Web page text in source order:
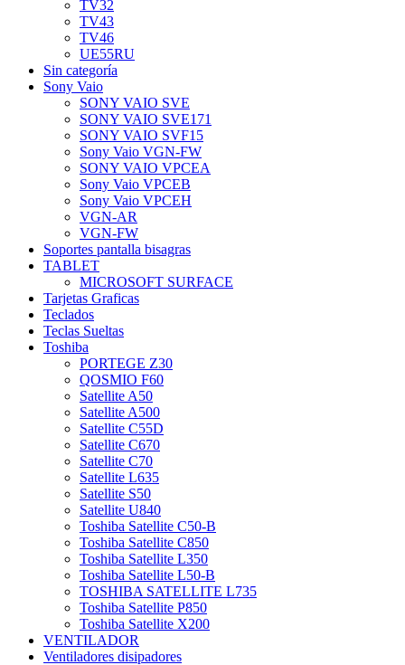
TV32
TV43
TV46
UE55RU
Sin categoría
Sony Vaio
SONY VAIO SVE
SONY VAIO SVE171
SONY VAIO SVF15
Sony Vaio VGN-FW
SONY VAIO VPCEA
Sony Vaio VPCEB
Sony Vaio VPCEH
VGN-AR
VGN-FW
Soportes pantalla bisagras
TABLET
MICROSOFT SURFACE
Tarjetas Graficas
Teclados
Teclas Sueltas
Toshiba
PORTEGE Z30
QOSMIO F60
Satellite A50
Satellite A500
Satellite C55D
Satellite C670
Satellite C70
Satellite L635
Satellite S50
Satellite U840
Toshiba Satellite C50-B
Toshiba Satellite C850
Toshiba Satellite L350
Toshiba Satellite L50-B
TOSHIBA SATELLITE L735
Toshiba Satellite P850
Toshiba Satellite X200
VENTILADOR
Ventiladores disipadores